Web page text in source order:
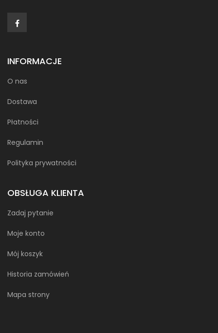
INFORMACJE
O nas
Dostawa
Płatności
Regulamin
Polityka prywatności
OBSŁUGA KLIENTA
Zadaj pytanie
Moje konto
Mój koszyk
Historia zamówień
Mapa strony